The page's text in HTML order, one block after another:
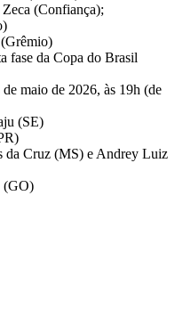
(Confiança);
fase da Copa do Brasil
maio de 2026, às 19h (de
(SE)
da Cruz (MS) e Andrey Luiz
(GO)